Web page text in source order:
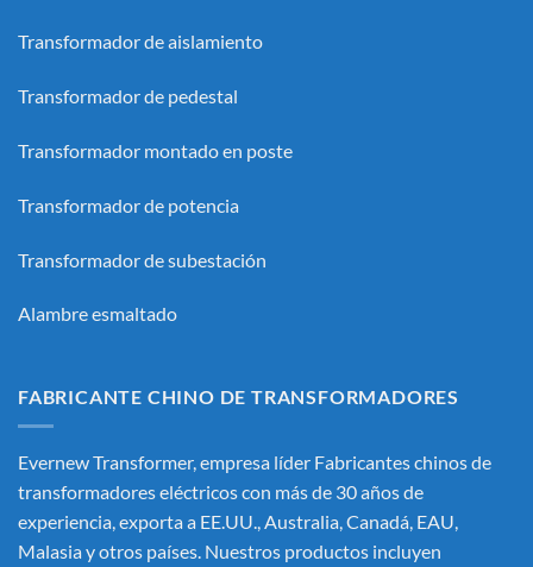
Transformador de aislamiento
Transformador de pedestal
Transformador montado en poste
Transformador de potencia
Transformador de subestación
Alambre esmaltado
FABRICANTE CHINO DE TRANSFORMADORES
Evernew Transformer, empresa líder Fabricantes chinos de
transformadores eléctricoscon más de 30 años de
experiencia, exporta a EE.UU., Australia, Canadá, EAU,
Malasia y otros países. Nuestros productos incluyen